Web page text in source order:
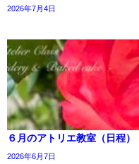
2026年7月4日
６月のアトリエ教室（日程）
2026年6月7日